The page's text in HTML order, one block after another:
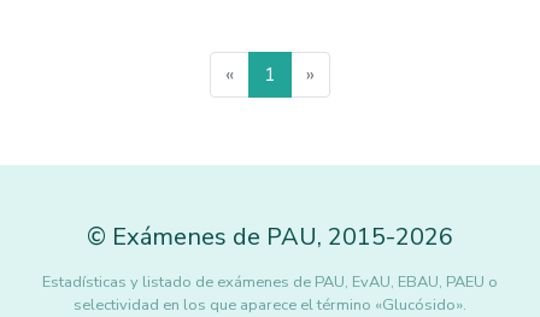
« 1 »
© Exámenes de PAU, 2015-2026
Estadísticas y listado de exámenes de PAU, EvAU, EBAU, PAEU o
selectividad en los que aparece el término «Glucósido».